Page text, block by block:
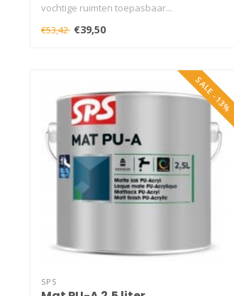
vochtige ruimten toepasbaar...
€53,42 €39,50
SALE -13%
SPS